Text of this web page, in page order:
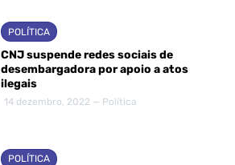
POLÍTICA
CNJ suspende redes sociais de
desembargadora por apoio a atos
ilegais
14 dezembro, 2022 — Política
POLÍTICA